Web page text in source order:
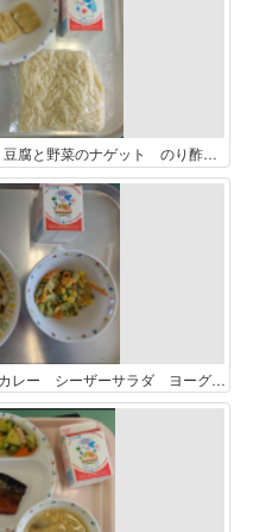
5月9日 けんちんうどん 牛乳 豆腐と野菜のナゲット のり酢和え
5月10日 麦ご飯 牛乳 チキンカレー シーザーサラダ ヨーグルト（コアコアいちご）